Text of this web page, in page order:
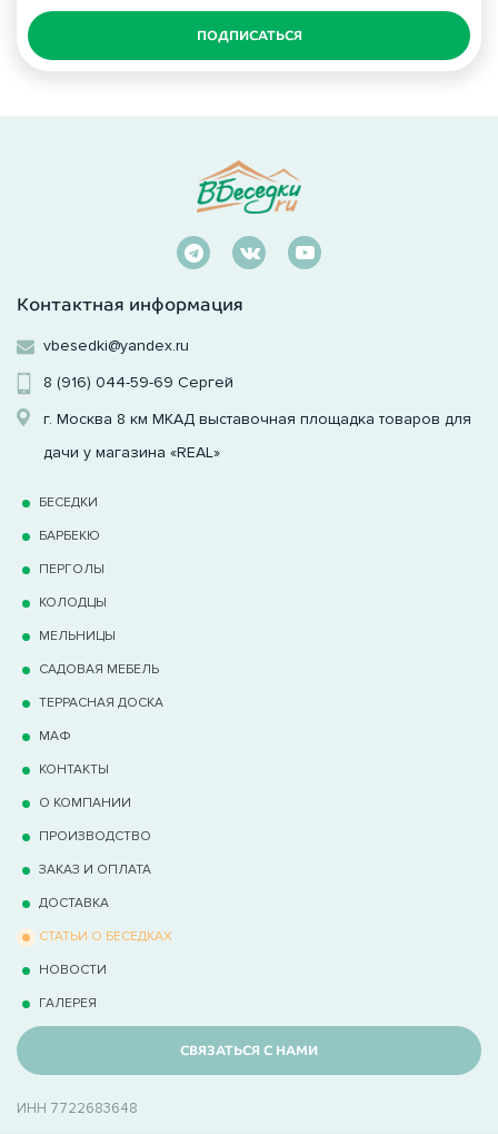
ПОДПИСАТЬСЯ
Контактная информация
vbesedki@yandex.ru
8 (916) 044-59-69 Сергей
г. Москва 8 км МКАД выставочная площадка товаров для
дачи у магазина «REAL»
БЕСЕДКИ
БАРБЕКЮ
ПЕРГОЛЫ
КОЛОДЦЫ
МЕЛЬНИЦЫ
САДОВАЯ МЕБЕЛЬ
ТЕРРАCНАЯ ДОСКА
МАФ
КОНТАКТЫ
О КОМПАНИИ
ПРОИЗВОДСТВО
ЗАКАЗ И ОПЛАТА
ДОСТАВКА
СТАТЬИ О БЕСЕДКАХ
НОВОСТИ
ГАЛЕРЕЯ
СВЯЗАТЬСЯ С НАМИ
ИНН 7722683648